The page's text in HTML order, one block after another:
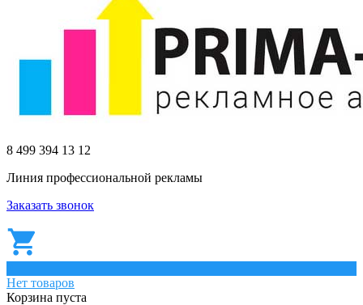
8 499 394 13 12
Линия профессиональной рекламы
Заказать звонок
Нет товаров
Корзина пуста